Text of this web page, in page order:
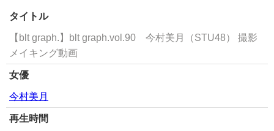
タイトル
【blt graph.】blt graph.vol.90 今村美月（STU48） 撮影
メイキング動画
女優
今村美月
再生時間